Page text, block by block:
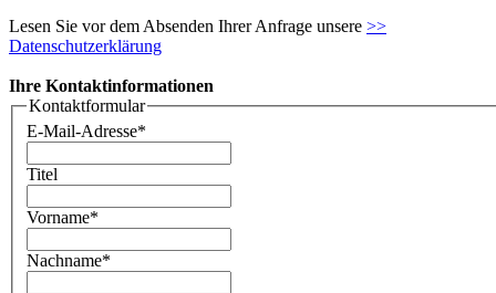
Lesen Sie vor dem Absenden Ihrer Anfrage unsere >>
Datenschutzerklärung
Ihre Kontaktinformationen
Kontaktformular
E-Mail-Adresse*
Titel
Vorname*
Nachname*